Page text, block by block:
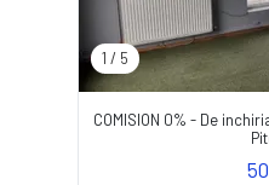
1 / 5
COMISION 0% - De